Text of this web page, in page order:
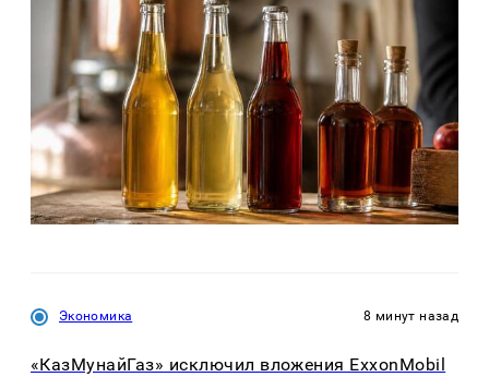
Экономика 8 минут назад
«КазМунайГаз» исключил вложения ExxonMobil